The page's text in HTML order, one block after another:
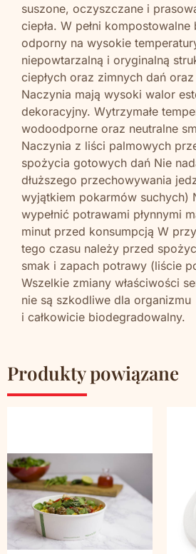
suszone, oczyszczane i
ciepła. W pełni
odporny na wysokie
niepowtarzalną i oryginalną
ciepłych oraz zimnych dań
Naczynia mają wysoki walor
dekoracyjny. Wytrzymałe
wodoodporne oraz neutralne
Naczynia z liści palmowych
spożycia gotowych dań Nie
dłuższego przechowywania
wyjątkiem pokarmów suchych)
wypełnić potrawami płynnymi
minut przed konsumpcją W
tego czasu należy przed
smak i zapach potrawy (liście
Wszelkie zmiany właściwości
nie są szkodliwe dla
i całkowicie biodegradowalny.
Produkty powiązane